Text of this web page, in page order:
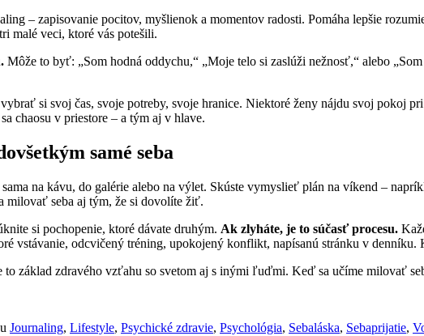
– zapisovanie pocitov, myšlienok a momentov radosti. Pomáha lepšie
malé veci, ktoré vás potešili.
Môže to byť: „Som hodná oddychu,“ „Moje telo si zaslúži nežnosť,“ alebo
si svoj čas, svoje potreby, svoje hranice. Niektoré ženy nájdu svoj pokoj
chaosu v priestore – a tým aj v hlave.
samé seba
sama na kávu, do galérie alebo na výlet. Skúste vymyslieť plán na víkend –
milovať seba aj tým, že si dovolíte žiť.
si pochopenie, ktoré dávate druhým. Ak zlyháte, je to súčasť procesu.
vstávanie, odcvičený tréning, upokojený konflikt, napísanú stránku v denníku.
to základ zdravého vzťahu so svetom aj s inými ľuďmi. Keď sa učíme milovať
Journaling, Lifestyle, Psychické zdravie, Psychológia, Sebaláska, Sebaprijatie,